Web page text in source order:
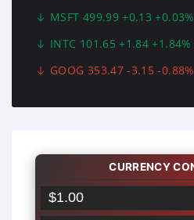
MSFT 499.99 +0.13 +0.03%
INTC 101.65 +1.84 +1.84%
GOOG 353.47 -3.15 -0.88%